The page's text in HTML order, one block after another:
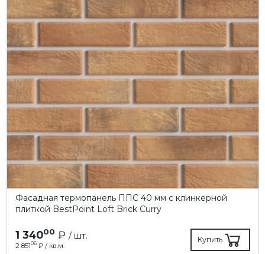
Фасадная термопанель ППC 40 мм с клинкерной
плиткой BestPoint Loft Brick Curry
1 34000 ₽ / шт.
2 85106₽ / кв.м.
Купить